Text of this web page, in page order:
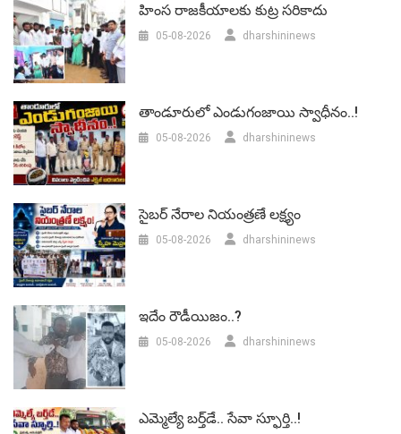
హింస రాజకీయాలకు కుట్ర సరికాదు
05-08-2026 dharshininews
తాండూరులో ఎండుగంజాయి స్వాధీనం..!
05-08-2026 dharshininews
సైబర్ నేరాల నియంత్రణే లక్ష్యం
05-08-2026 dharshininews
ఇదేం రౌడీయిజం..?
05-08-2026 dharshininews
ఎమ్మెల్యే బర్త్‌డే.. సేవా స్ఫూర్తి..!